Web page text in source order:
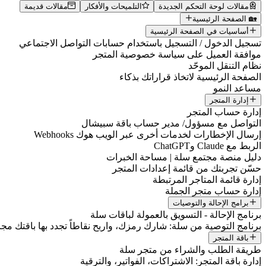
مقالات لوحة التحكم الجديدة التلميحات والأفكار
مقالات قديمة
🏡 الصفحة الرئيسية
أساسيات في الصفحة الرئيسية
تسجيل الدخول / التسجيل باستخدام حسابات التواصل الاجتماعي
موافقة العميل على سياسة خصوصية المتجر
نظام التنقل الموحّد
الصفحة الرئيسية لاتخاذ قراراتك بذكاء
مساعد النمو
إدارة المتجر
إدارة حساب المتجر
التواصل مع مسؤول/ مدير حساب باقة سبيشال
إرسال الإخطارات لخدمات أخرى عبر الويب هوك Webhooks
الربط مع Claude وChatGPT
دليل منصة مجتمع سلة | مساحة الخبرات
حسّن تجربتك من قائمة إعدادات المتجر
إدارة قائمة المتاجر المرتبطة
إدارة حساب متجر الجملة
برامج الإحالة والتوصيات
برنامج الإحالة - التسويق بالعمولة لباقات سلة
برنامج التوصية من سلة: شارك رمزك، واربح نقاطاً تجدد بها باقتك
باقة المتجر
طريقة الطلب والشراء من متجر سلة
إدارة باقة المتجر: الاشتراكات، الفواتير، والترقية